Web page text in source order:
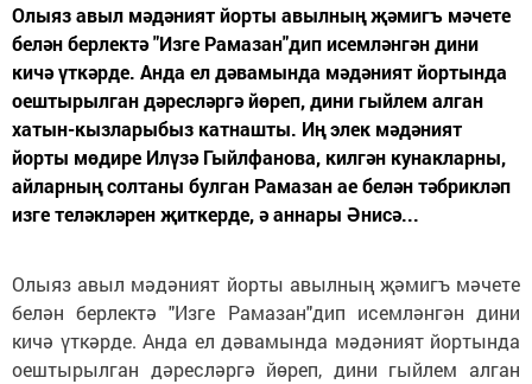
Олыяз авыл мәдәният йорты авылның җәмигъ мәчете
белән берлектә "Изге Рамазан"дип исемләнгән дини
кичә үткәрде. Анда ел дәвамында мәдәният йортында
оештырылган дәресләргә йөреп, дини гыйлем алган
хатын-кызларыбыз катнашты. Иң элек мәдәният
йорты мөдире Илүзә Гыйлфанова, килгән кунакларны,
айларның солтаны булган Рамазан ае белән тәбрикләп
изге теләкләрен җиткерде, ә аннары Әнисә...
Олыяз авыл мәдәният йорты авылның җәмигъ мәчете
белән берлектә "Изге Рамазан"дип исемләнгән дини
кичә үткәрде. Анда ел дәвамында мәдәният йортында
оештырылган дәресләргә йөреп, дини гыйлем алган